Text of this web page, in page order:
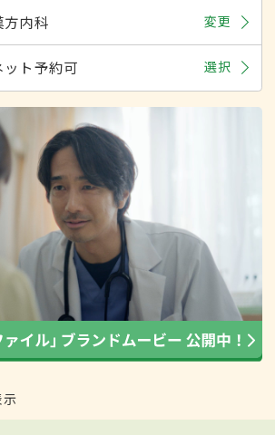
方内科 変更
ット予約可 選択